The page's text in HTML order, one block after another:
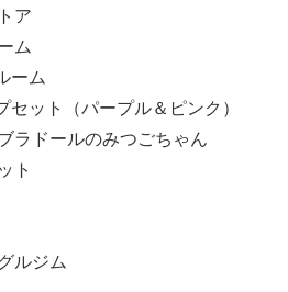
ア
ム
ーム
ット（パープル＆ピンク）
ラドールのみつごちゃん
ト
ルジム